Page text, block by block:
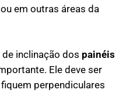
em outras áreas da
inclinação dos painéis
Ele deve ser
perpendiculares